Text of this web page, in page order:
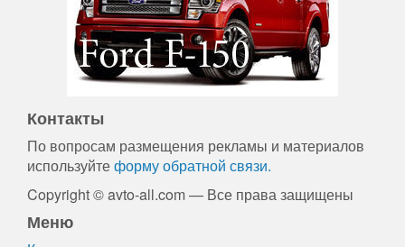
Контакты
По вопросам размещения рекламы и материалов
используйтеформу обратной связи.
Copyright © avto-all.com — Все права защищены
Меню